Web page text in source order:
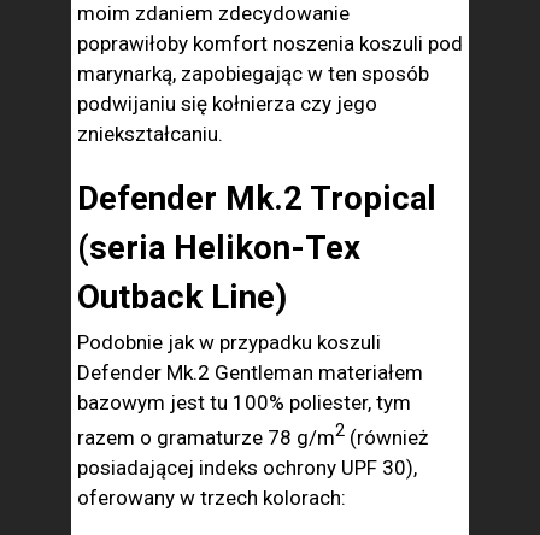
moim zdaniem zdecydowanie
poprawiłoby komfort noszenia koszuli pod
marynarką, zapobiegając w ten sposób
podwijaniu się kołnierza czy jego
zniekształcaniu.
Defender Mk.2 Tropical
(seria Helikon-Tex
Outback Line)
Podobnie jak w przypadku koszuli
Defender Mk.2 Gentleman materiałem
bazowym jest tu 100% poliester, tym
razem o gramaturze 78 g/m2 (również
posiadającej indeks ochrony UPF 30),
oferowany w trzech kolorach: